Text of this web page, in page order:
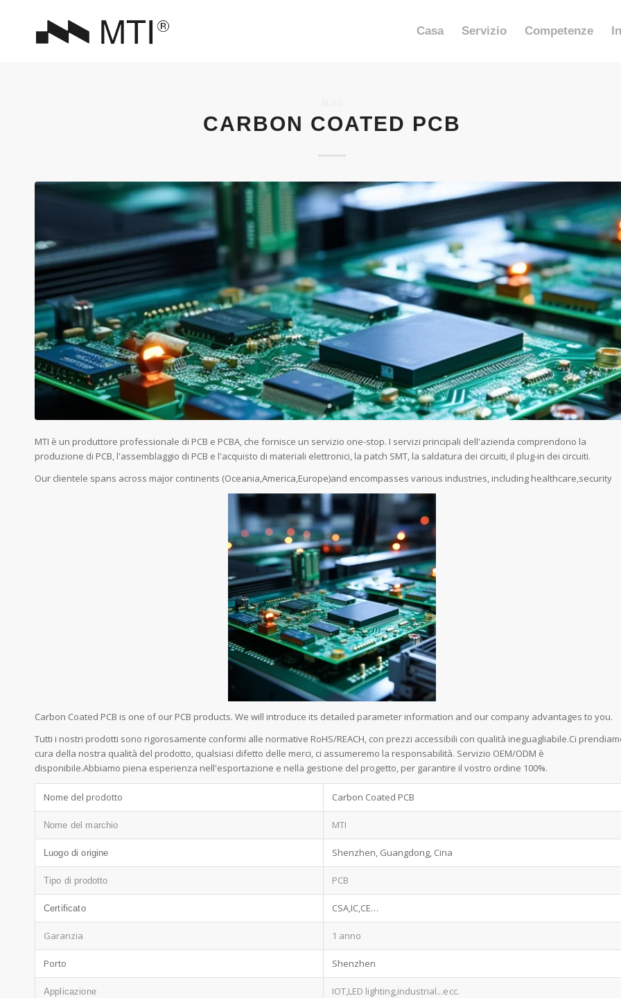
Casa Servizio Competenze
CARBON COATED PCB
MTI è un produttore professionale di PCB e PCBA, che fornisce un servizio one-stop. I servizi principali dell'azienda comprendono la
produzione di PCB, l'assemblaggio di PCB e l'acquisto di materiali elettronici, la patch SMT, la saldatura dei circuiti, il plug-in dei circuiti.
Our clientele spans across major continents (Oceania,America,Europe)and encompasses various industries, including healthcare,security
Carbon Coated PCB is one of our PCB products. We will introduce its detailed parameter information and our company advantages to you.
Tutti i nostri prodotti sono rigorosamente conformi alle normative RoHS/REACH, con prezzi accessibili con qualità ineguagliabile.Ci
cura della nostra qualità del prodotto, qualsiasi difetto delle merci, ci assumeremo la responsabilità. Servizio OEM/ODM è
disponibile.Abbiamo piena esperienza nell'esportazione e nella gestione del progetto, per garantire il vostro ordine 100%.
Nome del prodotto Carbon Coated PCB
Nome del marchio MTI
Luogo di origine Shenzhen, Guangdong, Cina
Tipo di prodotto PCB
Certificato CSA,IC,CE…
Garanzia 1 anno
Porto Shenzhen
Applicazione IOT,LED lighting,industrial...ecc.